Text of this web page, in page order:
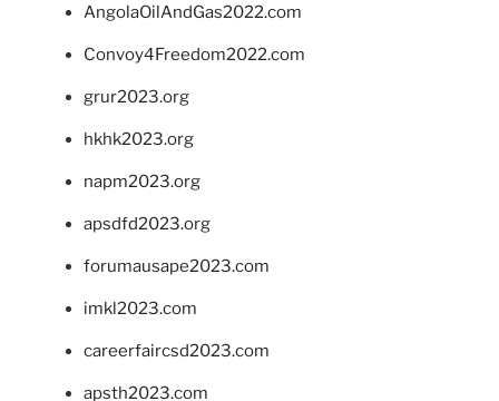
AngolaOilAndGas2022.com
Convoy4Freedom2022.com
grur2023.org
hkhk2023.org
napm2023.org
apsdfd2023.org
forumausape2023.com
imkl2023.com
careerfaircsd2023.com
apsth2023.com